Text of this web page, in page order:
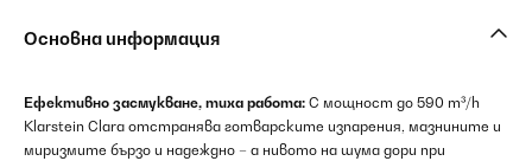
Основна информация
Ефективно засмукване, тиха работа: С мощност до 590 m³/h
Klarstein Clara отстранява готварските изпарения, мазнините и
миризмите бързо и надеждно – а нивото на шума дори при